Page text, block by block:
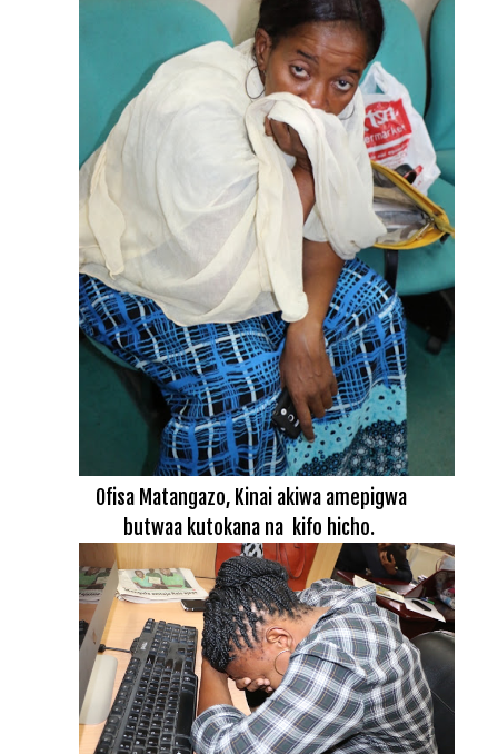
Ofisa Matangazo, Kinai akiwa amepigwa
butwaa kutokana na kifo hicho.